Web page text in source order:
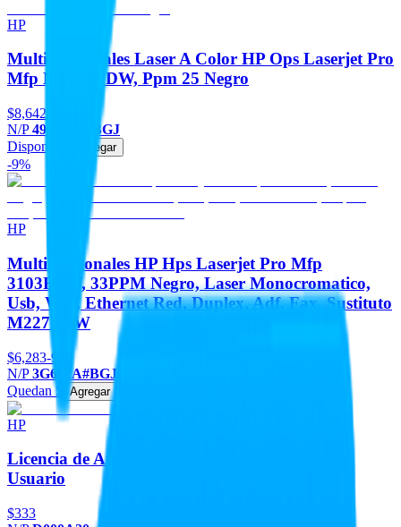
HP
Multifuncionales Laser A Color HP Ops Laserjet Pro
Mfp M3303FDW, Ppm 25 Negro
$8,642
N/P499M8A#BGJ
Disponible
Agregar
-9%
HP
Multifuncionales HP Hps Laserjet Pro Mfp
3103FDW, 33PPM Negro, Laser Monocromatico,
Usb, Wifi, Ethernet Red, Duplex, Adf, Fax, Sustituto
M227FDW
$6,283-9%
N/P3G632A#BGJ
Quedan 5
Agregar
HP
Licencia de Antivirus Bitdefender HP para 1
Usuario
$333